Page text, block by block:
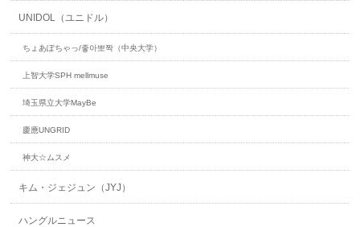
UNIDOL（ユニドル）
ちょあぽちゃっ/좋아뽀짝（中央大学）
上智大学SPH mellmuse
埼玉県立大学MayBe
慶應UNGRID
神大☆ムスメ
キム・ジェジュン（JYJ）
ハングルニュース